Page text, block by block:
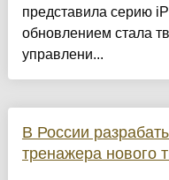
представила серию
обновлением стала
управлени...
В России
тренажера нового